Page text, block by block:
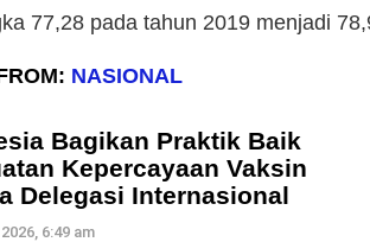
77,28 pada tahun 2019 menjadi
NASIONAL
Bagikan Praktik Baik
Kepercayaan Vaksin
Delegasi Internasional
6:49 am